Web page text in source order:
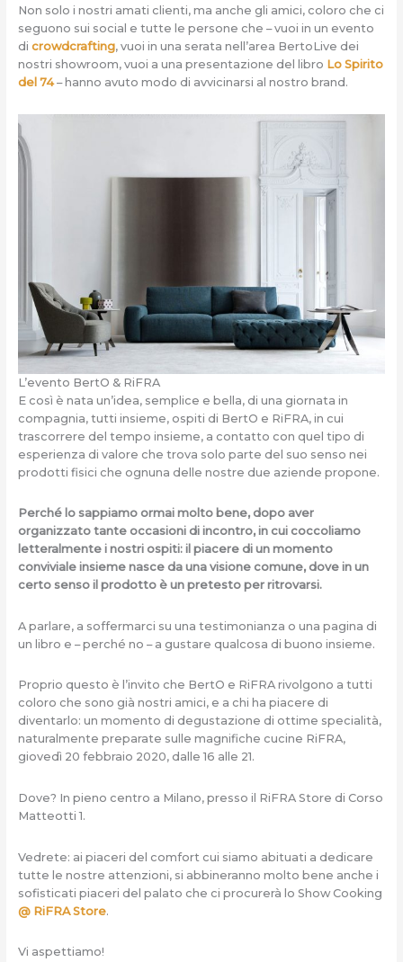
Non solo i nostri amati clienti, ma anche gli amici, coloro che ci
seguono sui social e tutte le persone che – vuoi in un evento
di crowdcrafting, vuoi in una serata nell’area BertoLive dei
nostri showroom, vuoi a una presentazione del libro Lo Spirito
del 74– hanno avuto modo di avvicinarsi al nostro brand.
L’evento BertO & RiFRA
E così è nata un’idea, semplice e bella, di una giornata in
compagnia, tutti insieme, ospiti di BertO e RiFRA, in cui
trascorrere del tempo insieme, a contatto con quel tipo di
esperienza di valore che trova solo parte del suo senso nei
prodotti fisici che ognuna delle nostre due aziende propone.
Perché lo sappiamo ormai molto bene, dopo aver
organizzato tante occasioni di incontro, in cui coccoliamo
letteralmente i nostri ospiti: il piacere di un momento
conviviale insieme nasce da una visione comune, dove in un
certo senso il prodotto è un pretesto per ritrovarsi.
A parlare, a soffermarci su una testimonianza o una pagina di
un libro e – perché no – a gustare qualcosa di buono insieme.
Proprio questo è l’invito che BertO e RiFRA rivolgono a tutti
coloro che sono già nostri amici, e a chi ha piacere di
diventarlo: un momento di degustazione di ottime specialità,
naturalmente preparate sulle magnifiche cucine RiFRA,
giovedì 20 febbraio 2020, dalle 16 alle 21.
Dove? In pieno centro a Milano, presso il RiFRA Store di Corso
Matteotti 1.
Vedrete: ai piaceri del comfort cui siamo abituati a dedicare
tutte le nostre attenzioni, si abbineranno molto bene anche i
sofisticati piaceri del palato che ci procurerà lo Show Cooking
@ RiFRA Store.
Vi aspettiamo!